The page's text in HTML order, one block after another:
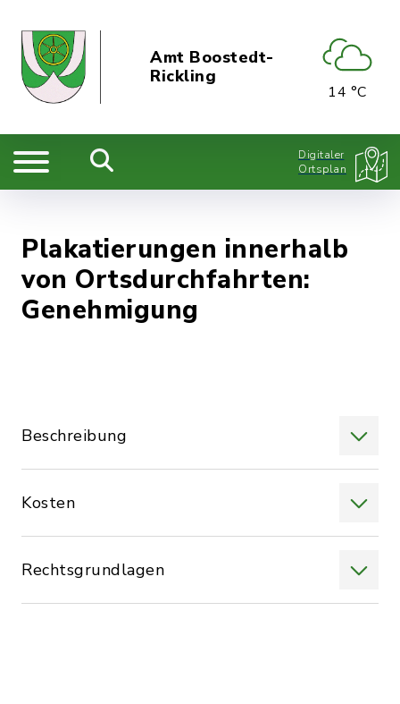
Amt Boostedt-
Rickling
14 °C
Digitaler
Ortsplan
Plakatierungen innerhalb
von Ortsdurchfahrten:
Genehmigung
Beschreibung
Kosten
Rechtsgrundlagen